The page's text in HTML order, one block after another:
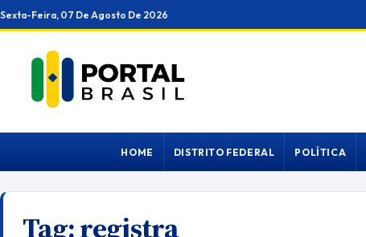
Ir
para
conteúdo
Sexta-Feira, 07 De Agosto De 2026
HOME DISTRITO FEDERAL POLÍTICA
Tag:registra